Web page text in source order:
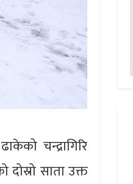
चन्द्रागिरि
साता उक्त